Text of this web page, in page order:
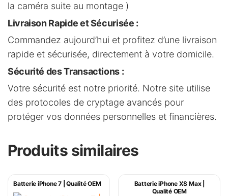
la caméra suite au montage )
Livraison Rapide et Sécurisée :
Commandez aujourd’hui et profitez d’une livraison
rapide et sécurisée, directement à votre domicile.
Sécurité des Transactions :
Votre sécurité est notre priorité. Notre site utilise
des protocoles de cryptage avancés pour
protéger vos données personnelles et financières.
Produits similaires
Batterie iPhone 7 | Qualité OEM
Batterie iPhone XS Max |
Qualité OEM